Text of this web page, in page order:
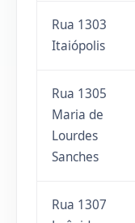
Rua 1303
Itaiópolis
Rua 1305
Maria de
Lourdes
Sanches
Rua 1307